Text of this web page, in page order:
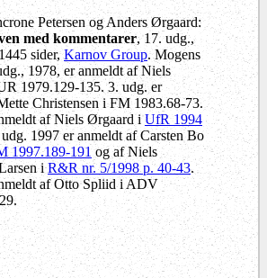
Petersen og Anders Ørgaard:
med kommentarer, 17. udg.,
sider,Karnov Group. Mogens
1978, er anmeldt af Niels
1979.129-135. 3. udg. er
Christensen i FM 1983.68-73.
af Niels Ørgaard iUfR 1994
1997 er anmeldt af Carsten Bo
1997.189-191 og af Niels
iR&R nr. 5/1998 p. 40-43.
af Otto Spliid i ADV